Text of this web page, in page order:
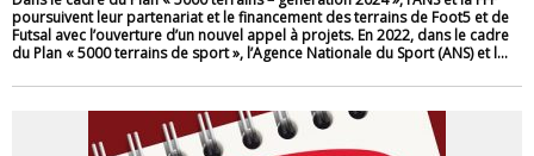
poursuivent leur partenariat et le financement des terrains de Foot5 et de
Futsal avec l’ouverture d’un nouvel appel à projets. En 2022, dans le cadre
du Plan « 5000 terrains de sport », l’Agence Nationale du Sport (ANS) et l...